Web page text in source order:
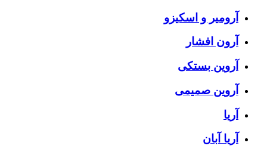
آرومیر و اسکیزو
آرون افشار
آروین بستکی
آروین صمیمی
آریا
آریا آبان